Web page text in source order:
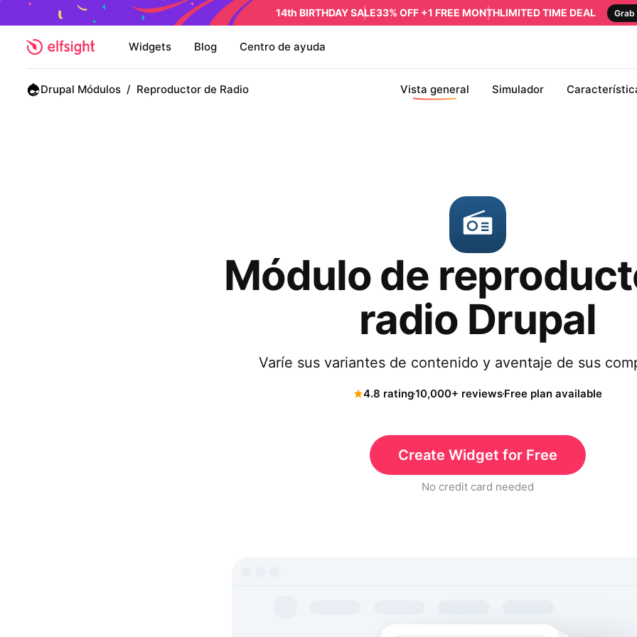
14th BIRTHDAY SALE33% OFF +1 FREE MONTHLIMITED TIME DEAL Grab
Widgets Blog Centro de ayuda
Drupal Módulos / Reproductor de Radio Vista general Simulador
Módulo de
radio Drupal
Varíe sus variantes de contenido y aventaje de sus
4.8 rating10,000+ reviewsFree plan available
Create Widget for Free
No credit card needed